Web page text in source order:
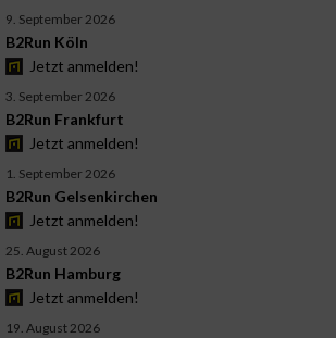
9. September 2026
B2Run Köln
Jetzt anmelden!
3. September 2026
B2Run Frankfurt
Jetzt anmelden!
1. September 2026
B2Run Gelsenkirchen
Jetzt anmelden!
25. August 2026
B2Run Hamburg
Jetzt anmelden!
19. August 2026